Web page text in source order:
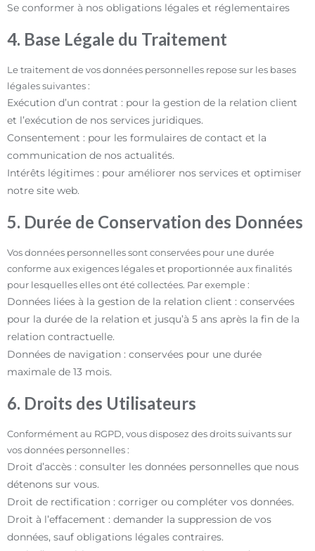
Se conformer à nos obligations légales et réglementaires
4. Base Légale du Traitement
Le traitement de vos données personnelles repose sur les bases
légales suivantes :
Exécution d’un contrat : pour la gestion de la relation client
et l’exécution de nos services juridiques.
Consentement : pour les formulaires de contact et la
communication de nos actualités.
Intérêts légitimes : pour améliorer nos services et optimiser
notre site web.
5. Durée de Conservation des Données
Vos données personnelles sont conservées pour une durée
conforme aux exigences légales et proportionnée aux finalités
pour lesquelles elles ont été collectées. Par exemple :
Données liées à la gestion de la relation client : conservées
pour la durée de la relation et jusqu’à 5 ans après la fin de la
relation contractuelle.
Données de navigation : conservées pour une durée
maximale de 13 mois.
6. Droits des Utilisateurs
Conformément au RGPD, vous disposez des droits suivants sur
vos données personnelles :
Droit d’accès : consulter les données personnelles que nous
détenons sur vous.
Droit de rectification : corriger ou compléter vos données.
Droit à l’effacement : demander la suppression de vos
données, sauf obligations légales contraires.